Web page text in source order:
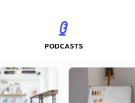
PODCASTS